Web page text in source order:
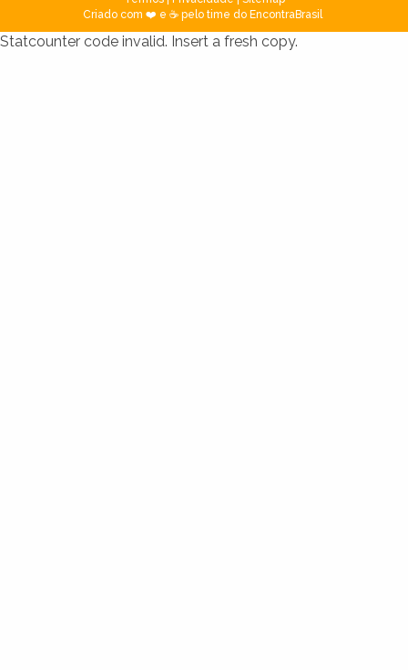
Criado com ❤️ e ☕ pelo time do EncontraBrasil
Statcounter code invalid. Insert a fresh copy.